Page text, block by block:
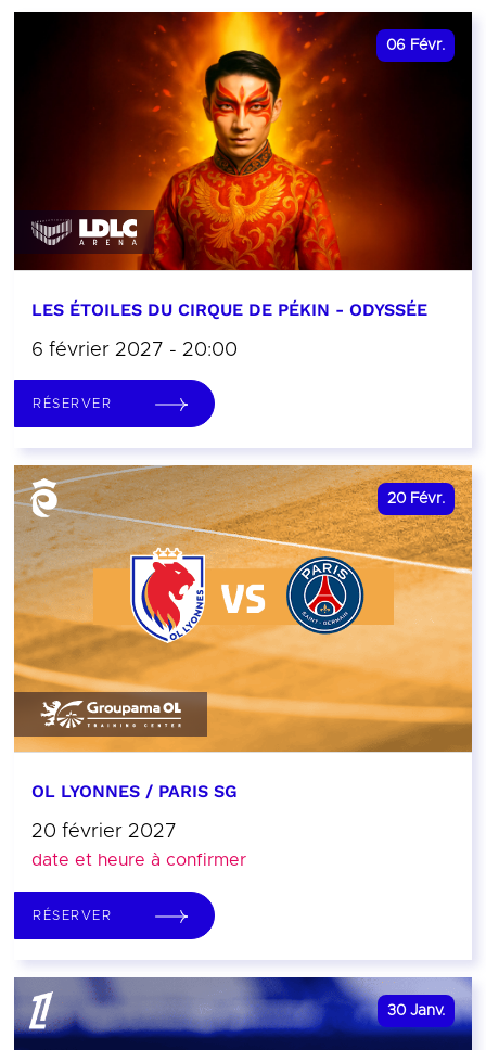
06 Févr.
LES ÉTOILES DU CIRQUE DE PÉKIN - ODYSSÉE
6 février 2027 - 20:00
RÉSERVER
20 Févr.
OL LYONNES / PARIS SG
20 février 2027
date et heure à confirmer
RÉSERVER
30 Janv.